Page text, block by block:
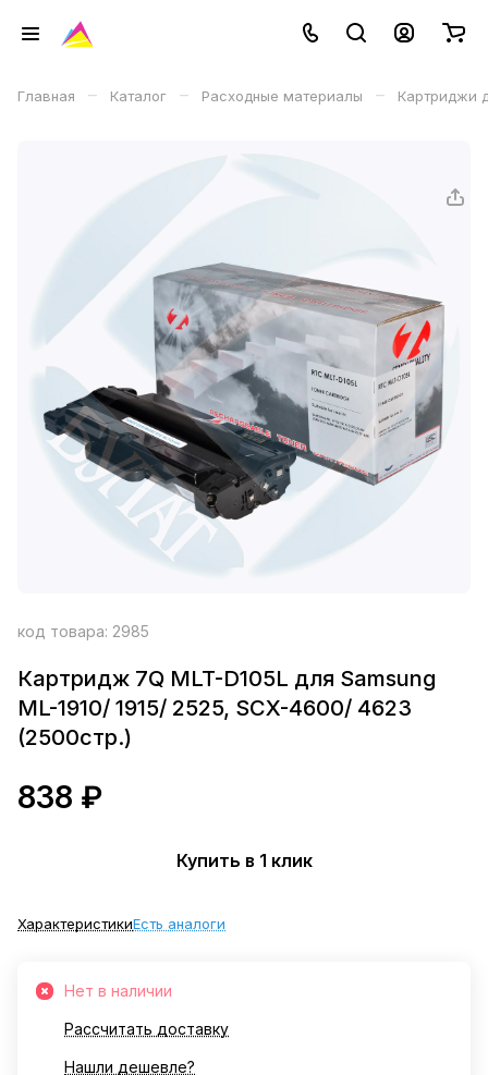
Главная – Каталог – Расходные материалы – Картриджи
код товара: 2985
Картридж 7Q MLT-D105L для Samsung
ML-1910/ 1915/ 2525, SCX-4600/ 4623
(2500стр.)
838 ₽
Купить в 1 клик
ХарактеристикиЕсть аналоги
Нет в наличии
Рассчитать доставку
Нашли дешевле?